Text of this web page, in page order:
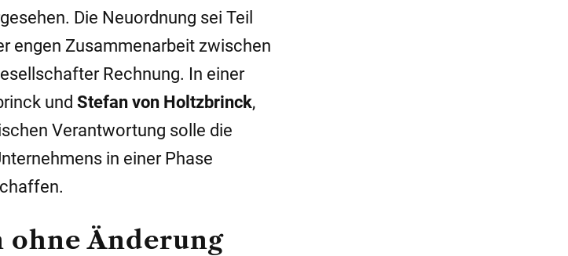
Die Neuordnung sei Teil
engen Zusammenarbeit zwischen
Rechnung. In einer
und Stefan von Holtzbrinck,
Verantwortung solle die
in einer Phase
Änderung